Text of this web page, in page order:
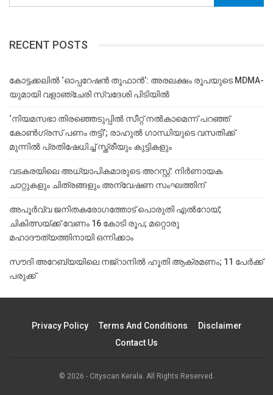
RECENT POSTS
കോട്ടക്കലിൽ ‘ഓപ്പറേഷൻ തൂഫാൻ’: അരലക്ഷം രൂപയുടെ MDMA-
യുമായി വളാഞ്ചേരി സ്വദേശി പിടിയിൽ
‘നിയമസഭാ തിരഞ്ഞെടുപ്പിൽ സീറ്റ് നൽകാമെന്ന് പറഞ്ഞ്
കോൺഗ്രസ് പണം തട്ടി’; രാഹുൽ ഗാന്ധിയുടെ വസതിക്ക്
മുന്നിൽ പ്രതിഷേധിച്ച് സ്ത്രീയും കുട്ടികളും
വടകരയിലെ അധ്യാപികമാരുടെ അറസ്റ്റ്: നിർണായക
ചാറ്റുകളും ചിത്രങ്ങളും അന്വേഷണ സംഘത്തിന്
അപൂര്‍വ്വ ജനിതകരോഗത്തോട് പൊരുതി എല്‍റോയ്;
ചികിത്സയ്ക്ക് വേണം 16 കോടി രൂപ; മറ്റൊരു
മഹാദൗത്യത്തിനായി ഒന്നിക്കാം
സൗദി അറേബ്യയിലെ നജ്‌റാനില്‍ ഹൂതി ആക്രമണം; 11 പേര്‍ക്ക്
പരുക്ക്
Privacy Policy Terms And Conditions
Disclaimer
Contact Us
© 2026 - Cityscan Kerala. All Rights Reserved.